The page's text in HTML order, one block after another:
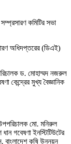
কমিটির সভা
অধিদপ্তরের (ডিএই)
ড. মোহাম্মদ নজরুল
কেন্দ্রের মুখ্য বৈজ্ঞানিক
মো. মনিরুল
গবেষণা ইনস্টিটিউটের
বাংলাদেশ কৃষি উন্নয়ন